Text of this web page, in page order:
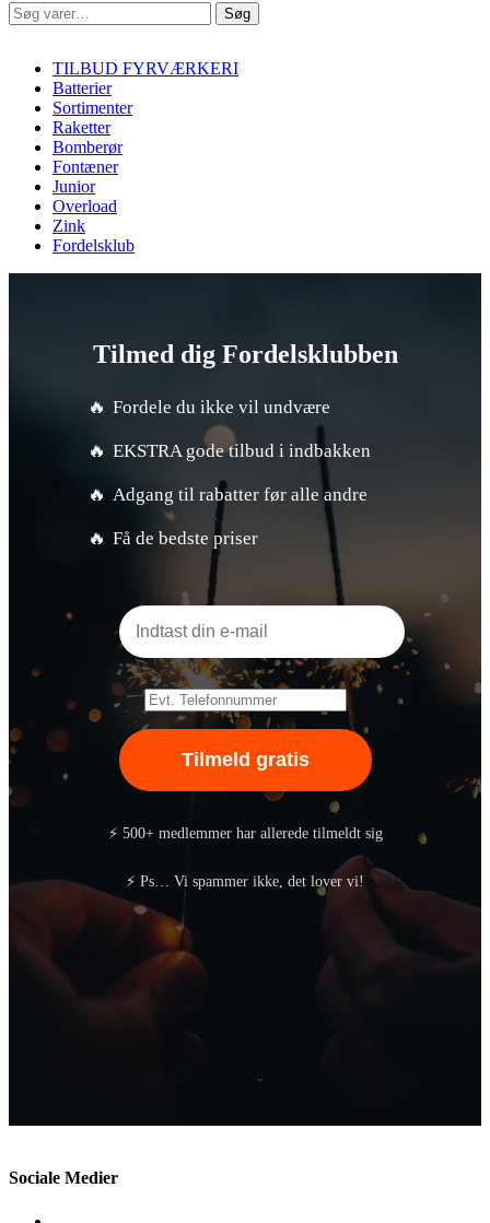
Søg
efter:
Søg
TILBUD FYRVÆRKERI
Batterier
Sortimenter
Raketter
Bomberør
Fontæner
Junior
Overload
Zink
Fordelsklub
Tilmed dig Fordelsklubben
Fordele du ikke vil undvære
EKSTRA gode tilbud i indbakken
Adgang til rabatter før alle andre
Få de bedste priser
⚡ 500+ medlemmer har allerede tilmeldt sig
⚡ Ps… Vi spammer ikke, det lover vi!
Sociale Medier